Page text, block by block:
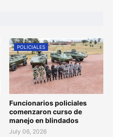
POLICIALES
Funcionarios policiales
comenzaron curso de
manejo en blindados
July 06, 2026